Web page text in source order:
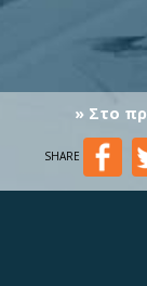
» Στο
SHARE